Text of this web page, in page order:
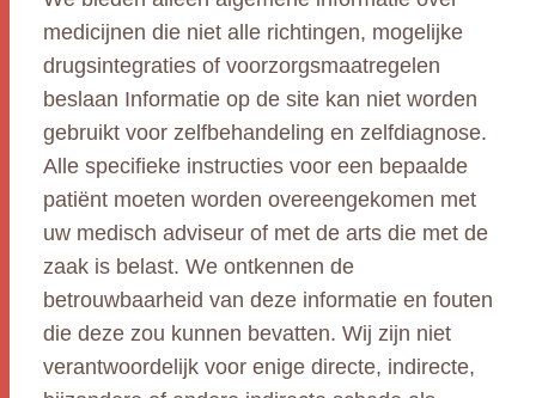
medicijnen die niet alle richtingen, mogelijke
drugsintegraties of voorzorgsmaatregelen
beslaan Informatie op de site kan niet worden
gebruikt voor zelfbehandeling en zelfdiagnose.
Alle specifieke instructies voor een bepaalde
patiënt moeten worden overeengekomen met
uw medisch adviseur of met de arts die met de
zaak is belast. We ontkennen de
betrouwbaarheid van deze informatie en fouten
die deze zou kunnen bevatten. Wij zijn niet
verantwoordelijk voor enige directe, indirecte,